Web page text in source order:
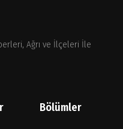
Ağrı ve İlçeleri İle
Bölümler